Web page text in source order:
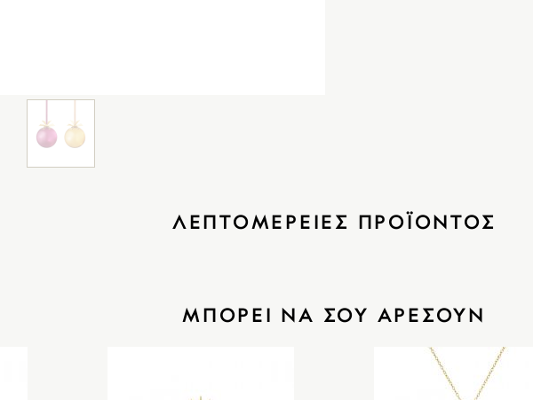
ΛΕΠΤΟΜΕΡΕΙΕΣ ΠΡΟΪΟΝΤΟΣ
ΜΠΟΡΕΙ ΝΑ ΣΟΥ ΑΡΕΣΟΥΝ